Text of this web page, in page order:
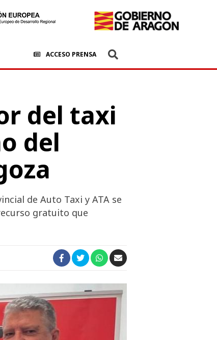
ACCESO PRENSA
del taxi
del
de Auto Taxi y ATA se
gratuito que